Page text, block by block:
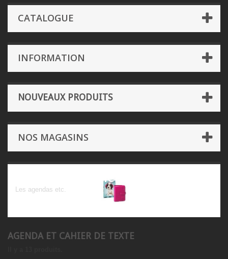
CATALOGUE
INFORMATION
NOUVEAUX PRODUITS
NOS MAGASINS
Agenda et cahier de texte
Les agendas etc.
AGENDA ET CAHIER DE TEXTE